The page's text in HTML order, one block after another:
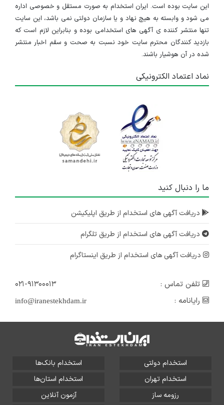
این سایت بوده است. ایران استخدام به صورت مستقل و خصوصی اداره
می شود و وابسته به هیچ نهاد و یا سازمان دولتی نمی باشد، این سایت
تنها منتشر کننده ی آگهی های استخدامی بوده و بنابراین لازم است که
بازدید کنندگان محترم سایت خود نسبت به صحت و سقم اخبار منتشر
شده در آن هوشیار باشند.
نماد اعتماد الکترونیکی
ما را دنبال کنید
دریافت آگهی های استخدام از طریق اپلیکیشن
دریافت آگهی های استخدام از طریق تلگرام
دریافت آگهی های استخدام از طریق اینستاگرام
تلفن تماس :
۰۲۱-۹۱۳۰۰۰۱۳
رایانامه :
info@iranestekhdam.ir
استخدام دولتی
استخدام بانک‌ها
استخدام تهران
استخدام استان‌ها
رزومه ساز
آزمون آنلاین